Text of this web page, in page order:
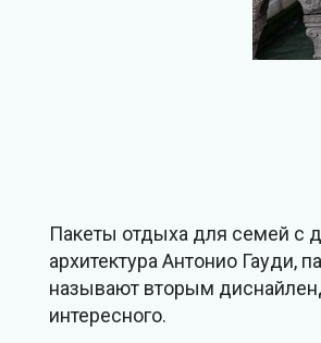
Пакеты отдыха для семей с
архитектура Антонио Гауди,
называют вторым
интересного.